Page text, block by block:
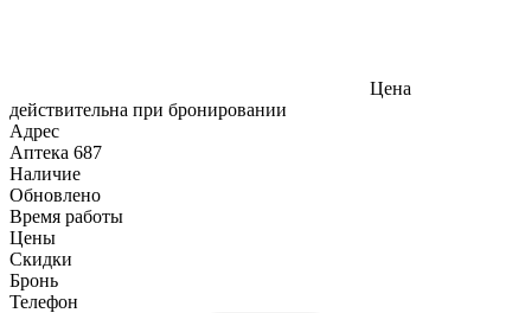
Цена
действительна при бронировании
Адрес
Аптека 687
Наличие
Обновлено
Время работы
Цены
Скидки
Бронь
Телефон